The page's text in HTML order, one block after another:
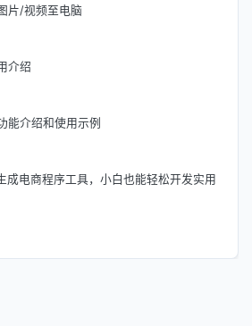
片/视频至电脑
介绍
能介绍和使用示例
成电商程序工具，小白也能轻松开发实用